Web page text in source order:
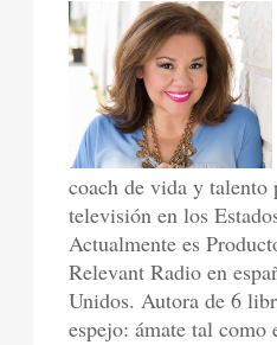
coach de vida y
televisión en los
Actualmente es
Relevant Radio en
Unidos. Autora de 6
espejo: ámate tal como